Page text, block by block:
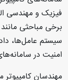
فیزیک و مهندسی
برخی مباحثی
سیستم عامل‌ها،
امنیت در
مهندسان